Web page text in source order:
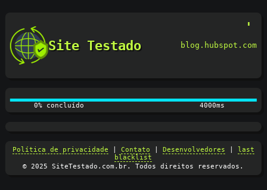
Site Testado blog.hubspot.com
0% concluído 4100ms
Política de privacidade Contato Desenvolvedores
last
blacklist
© 2025 SiteTestado.com.br. Todos direitos reservados.